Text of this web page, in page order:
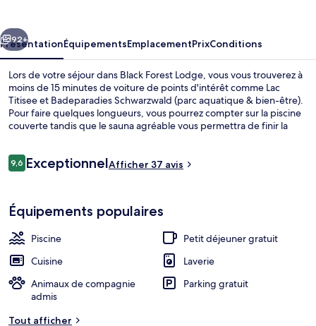
Suivant
92+
PrésentationÉquipementsEmplacementPrixConditions
Lors de votre séjour dans Black Forest Lodge, vous vous trouverez à
moins de 15 minutes de voiture de points d'intérêt comme Lac
Titisee et Badeparadies Schwarzwald (parc aquatique & bien-être).
Pour faire quelques longueurs, vous pourrez compter sur la piscine
couverte tandis que le sauna agréable vous permettra de finir la
confortable. Cerise sur le gâteau, les appartements regorgent de
Avis
voyageurs
9,69,6 sur 10
ExceptionnelAfficher 37 avis
Équipements populaires
Piscine
Petit déjeuner gratuit
Cuisine
Laverie
Animaux de compagnie
admis
Parking gratuit
Tout afficher